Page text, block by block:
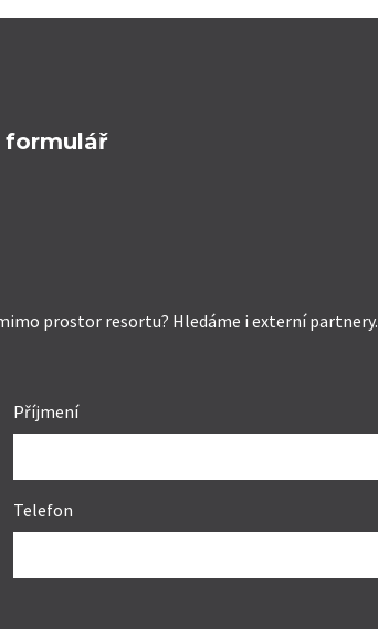
formulář
prostor resortu? Hledáme i externí partnery.
Příjmení
Telefon